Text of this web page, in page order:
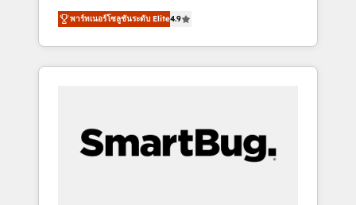
streamline processes, and unlock efficiency
at scale. From predictive intelligence to
conversational AI, we turn data into action
and automation into competitive advantage.
and execution. We don't just "set up tools" —
we install the GTM Operating System (GTM
OS) to align your leadership and engineer a
portal that drives predictable revenue
and Story to stop "accelerating a mess." ⚙️
Elite Engineering & AI Scalable Architecture:
พาร์ทเนอร์โซลูชันระดับ Elite4.9